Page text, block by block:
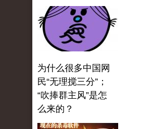
为什么很多中国网
民“无理搅三分”；
“吹捧群主风”是怎
么来的？